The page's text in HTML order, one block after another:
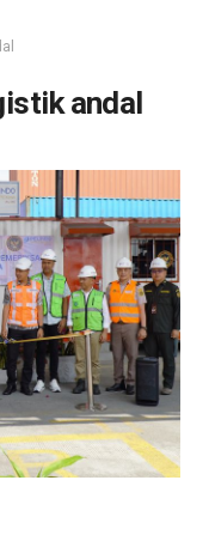
andal